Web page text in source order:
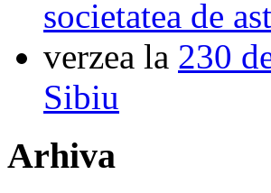
societatea de
verzea la 230
Sibiu
Arhiva